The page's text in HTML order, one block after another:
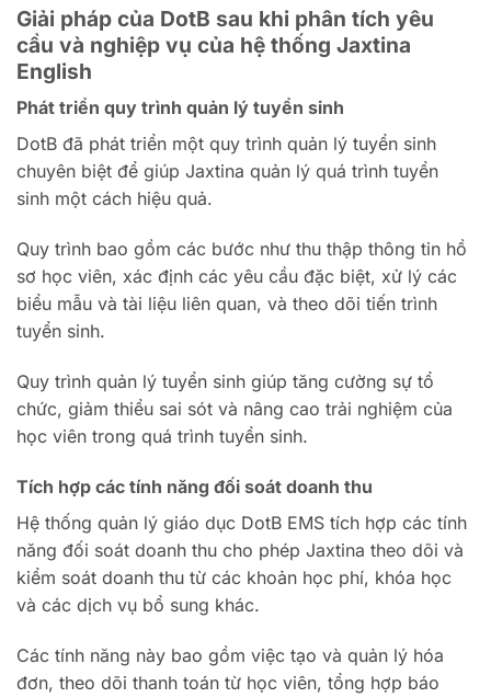
Giải pháp của DotB sau khi phân tích yêu
cầu và nghiệp vụ của hệ thống Jaxtina
English
Phát triển quy trình quản lý tuyển sinh
DotB đã phát triển một quy trình quản lý tuyển sinh
chuyên biệt để giúp Jaxtina quản lý quá trình tuyển
sinh một cách hiệu quả.
Quy trình bao gồm các bước như thu thập thông tin hồ
sơ học viên, xác định các yêu cầu đặc biệt, xử lý các
biểu mẫu và tài liệu liên quan, và theo dõi tiến trình
tuyển sinh.
Quy trình quản lý tuyển sinh giúp tăng cường sự tổ
chức, giảm thiểu sai sót và nâng cao trải nghiệm của
học viên trong quá trình tuyển sinh.
Tích hợp các tính năng đối soát doanh thu
Hệ thống quản lý giáo dục DotB EMS tích hợp các tính
năng đối soát doanh thu cho phép Jaxtina theo dõi và
kiểm soát doanh thu từ các khoản học phí, khóa học
và các dịch vụ bổ sung khác.
Các tính năng này bao gồm việc tạo và quản lý hóa
đơn, theo dõi thanh toán từ học viên, tổng hợp báo